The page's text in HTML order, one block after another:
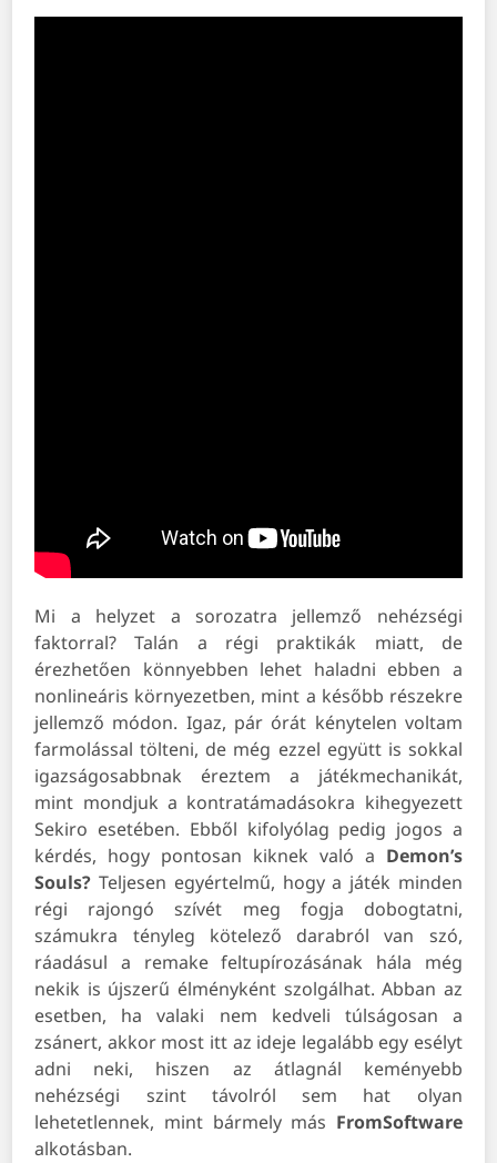
Mi a helyzet a sorozatra jellemző nehézségi
faktorral? Talán a régi praktikák miatt, de
érezhetően könnyebben lehet haladni ebben a
nonlineáris környezetben, mint a később részekre
jellemző módon. Igaz, pár órát kénytelen voltam
farmolással tölteni, de még ezzel együtt is sokkal
igazságosabbnak éreztem a játékmechanikát,
mint mondjuk a kontratámadásokra kihegyezett
Sekiro esetében. Ebből kifolyólag pedig jogos a
kérdés, hogy pontosan kiknek való a Demon’s
Souls? Teljesen egyértelmű, hogy a játék minden
régi rajongó szívét meg fogja dobogtatni,
számukra tényleg kötelező darabról van szó,
ráadásul a remake feltupírozásának hála még
nekik is újszerű élményként szolgálhat. Abban az
esetben, ha valaki nem kedveli túlságosan a
zsánert, akkor most itt az ideje legalább egy esélyt
adni neki, hiszen az átlagnál keményebb
nehézségi szint távolról sem hat olyan
lehetetlennek, mint bármely más FromSoftware
alkotásban.